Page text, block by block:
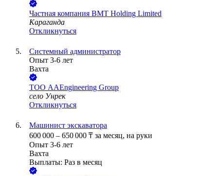
Частная компания BMT Holding Limited
Караганда
Откликнуться
Системный администратор
Опыт 3-6 лет
Вахта
ТОО AAEngineering Group
село Унрек
Откликнуться
Машинист экскаватора
600 000 – 650 000 ₸ за месяц, на руки
Опыт 3-6 лет
Вахта
Выплаты: Раз в месяц